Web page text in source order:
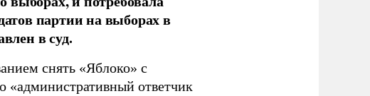
партии на выборах в
в суд.
снять «Яблоко» с
«административный ответчик